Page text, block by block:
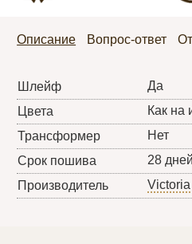
Описание Вопрос-ответ
Шлейф
Да
Цвета
Как на
Трансформер
Нет
Срок пошива
28 дней
Производитель